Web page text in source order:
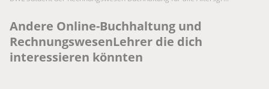
Andere Online-Buchhaltung und
RechnungswesenLehrer die dich
interessieren könnten